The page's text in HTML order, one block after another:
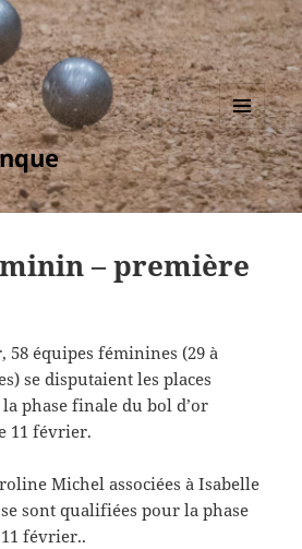
MENU
ET
WIDGETS
– première
58 équipes féminines (29 à
se disputaient les places
phase finale du bol d’or
11 février.
Michel associées à Isabelle
sont qualifiées pour la phase
février..